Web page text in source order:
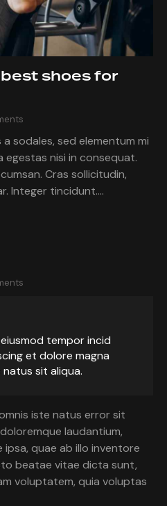
best shoes for
sodales, sed elementum mi
egestas nisi in consequat.
Cras sollicitudin,
Integer tincidunt.…
tempor incid
et dolore magna
sit aliqua.
iste natus error sit
laudantium,
quae ab illo inventore
beatae vitae dicta sunt,
voluptatem, quia voluptas